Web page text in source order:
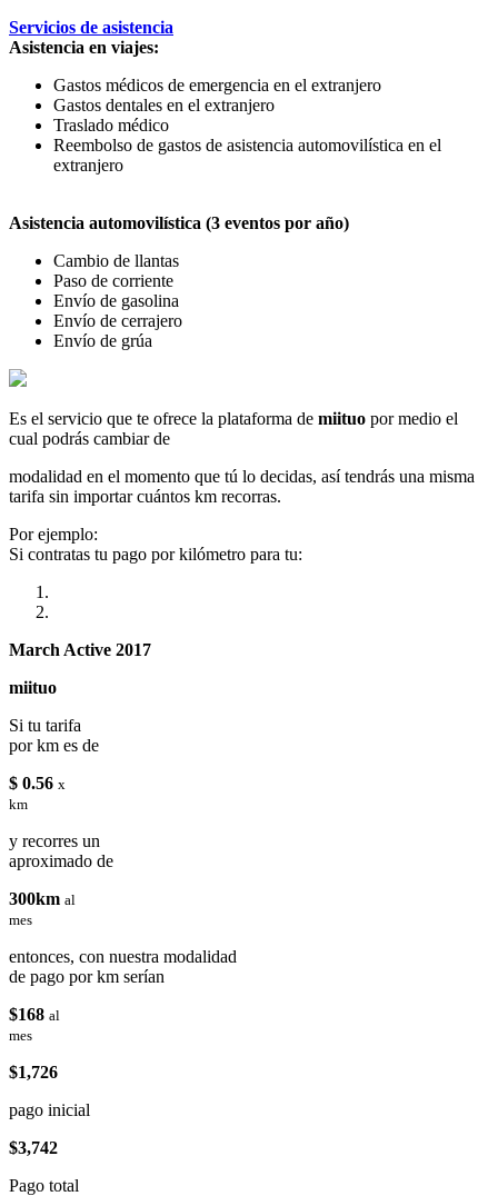
Servicios de asistencia
Asistencia en viajes:
Gastos médicos de emergencia en el extranjero
Gastos dentales en el extranjero
Traslado médico
Reembolso de gastos de asistencia automovilística en el
extranjero
Asistencia automovilística (3 eventos por año)
Cambio de llantas
Paso de corriente
Envío de gasolina
Envío de cerrajero
Envío de grúa
Es el servicio que te ofrece la plataforma de miituo por medio el
cual podrás cambiar de
modalidad en el momento que tú lo decidas, así tendrás una misma
tarifa sin importar cuántos km recorras.
Por ejemplo:
Si contratas tu pago por kilómetro para tu:
March Active 2017
miituo
Si tu tarifa
por km es de
$ 0.56 x
km
y recorres un
aproximado de
300km al
mes
entonces, con nuestra modalidad
de pago por km serían
$168 al
mes
$1,726
pago inicial
$3,742
Pago total